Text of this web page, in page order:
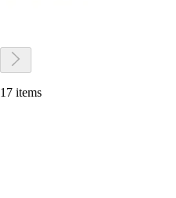
17 items